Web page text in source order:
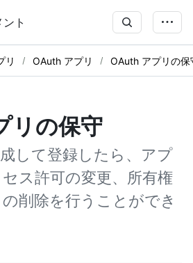
ト
リ OAuth アプリ OAuth アプリの保
リの保守
して登録したら、アプ
ス許可の変更、所有権
削除を行うことができ